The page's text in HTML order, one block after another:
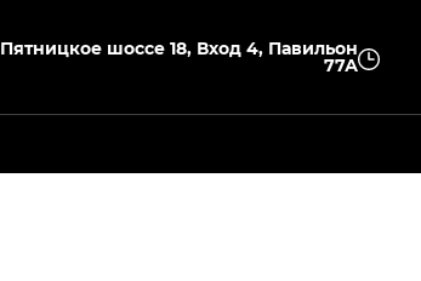
Пятницкое шоссе 18, Вход 4, Павильон
77А